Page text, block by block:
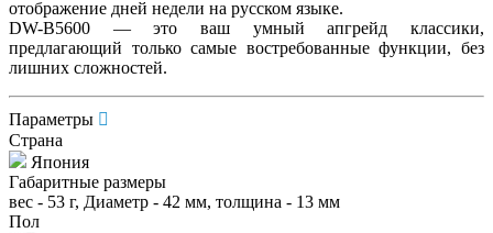
отображение дней недели на русском языке.
DW-B5600 — это ваш умный апгрейд классики,
предлагающий только самые востребованные функции, без
лишних сложностей.
Параметры
Страна
Япония
Габаритные размеры
вес - 53 г, Диаметр - 42 мм, толщина - 13 мм
Пол